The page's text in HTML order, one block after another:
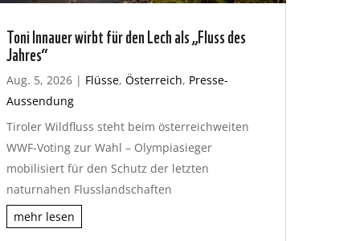
Toni Innauer wirbt für den Lech als „Fluss des
Jahres“
Aug. 5, 2026| Flüsse, Österreich, Presse-
Aussendung
Tiroler Wildfluss steht beim österreichweiten
WWF-Voting zur Wahl – Olympiasieger
mobilisiert für den Schutz der letzten
naturnahen Flusslandschaften
mehr lesen